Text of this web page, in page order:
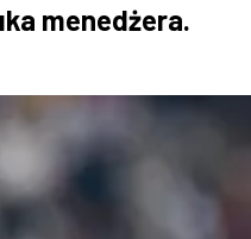
menedżera.